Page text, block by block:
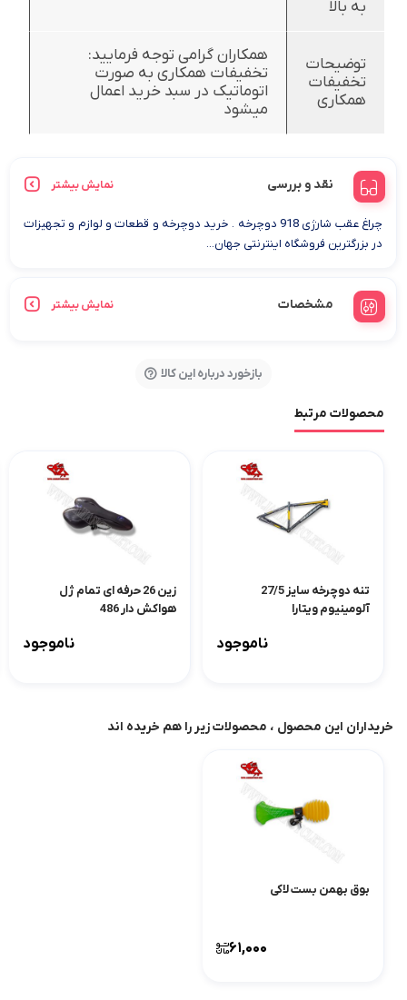
به بالا
توضیحات
تخفیفات
همکاری
همکاران گرامی توجه فرمایید:
تخفیفات همکاری به صورت
اتوماتیک در سبد خرید اعمال
میشود
نقد و بررسی نمایش بیشتر
چراغ عقب شارژی 918 دوچرخه . خرید دوچرخه و قطعات و لوازم و تجهیزات
در بزرگترین فروشگاه اینترنتی جهان...
مشخصات نمایش بیشتر
بازخورد درباره این کالا
محصولات مرتبط
تنه دوچرخه سایز 27/5
آلومینیوم ویتارا
ناموجود
زین 26 حرفه ای تمام ژل
هواکش دار 486
ناموجود
خریداران این محصول ، محصولات زیر را هم خریده اند
بوق بهمن بست لاکی
61,000